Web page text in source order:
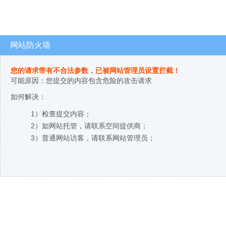
网站防火墙
您的请求带有不合法参数，已被网站管理员设置拦截！
可能原因：您提交的内容包含危险的攻击请求
如何解决：
1）检查提交内容；
2）如网站托管，请联系空间提供商；
3）普通网站访客，请联系网站管理员；